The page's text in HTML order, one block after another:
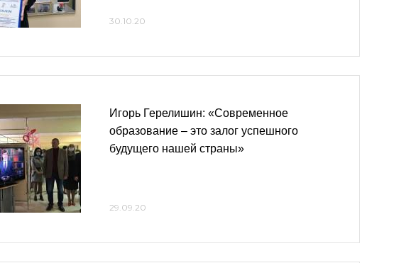
30.10.20
Игорь Герелишин: «Современное
образование – это залог успешного
будущего нашей страны»
29.09.20